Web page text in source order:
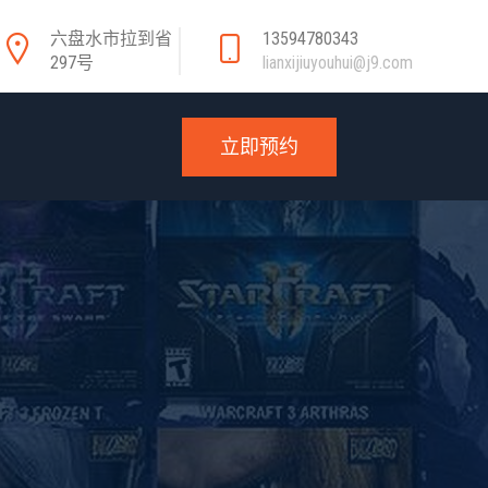
六盘水市拉到省
297号
13594780343
lianxijiuyouhui@j9.com
立即预约